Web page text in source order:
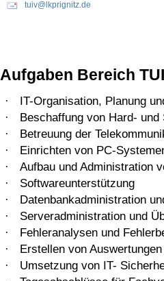
tuiv@lkprignitz.de
Aufgaben Bereich
·
IT-Organisation, Planung
·
Beschaffung von Hard- und
·
Betreuung der
·
Einrichten von PC-
·
Aufbau und Administration
·
Softwareunterstützung
·
Datenbankadministration
·
Serveradministration und
·
Fehleranalysen und
·
Erstellen von
·
Umsetzung von IT-